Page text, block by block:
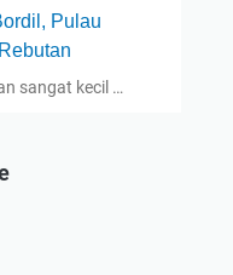
Pulau
sangat kecil …